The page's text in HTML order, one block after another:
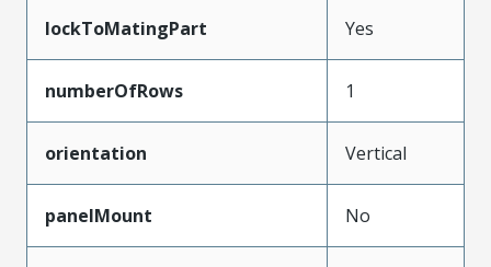
lockToMatingPart Yes
numberOfRows 1
orientation Vertical
panelMount No